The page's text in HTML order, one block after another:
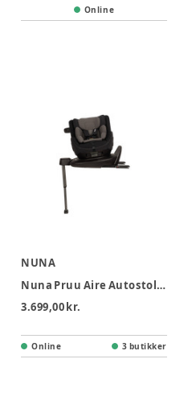
Online
NUNA
Nuna Pruu Aire Autostol - Caviar
3.699,00 kr.
Online 3 butikker